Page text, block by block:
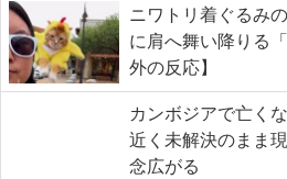
ニワトリ着ぐるみ
に肩へ舞い降りる
外の反応】
カンボジアで亡く
近く未解決のまま
念広がる